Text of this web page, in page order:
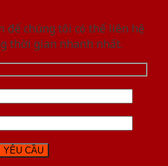
để chúng tôi có thể liên hệ
thời gian nhanh nhất.